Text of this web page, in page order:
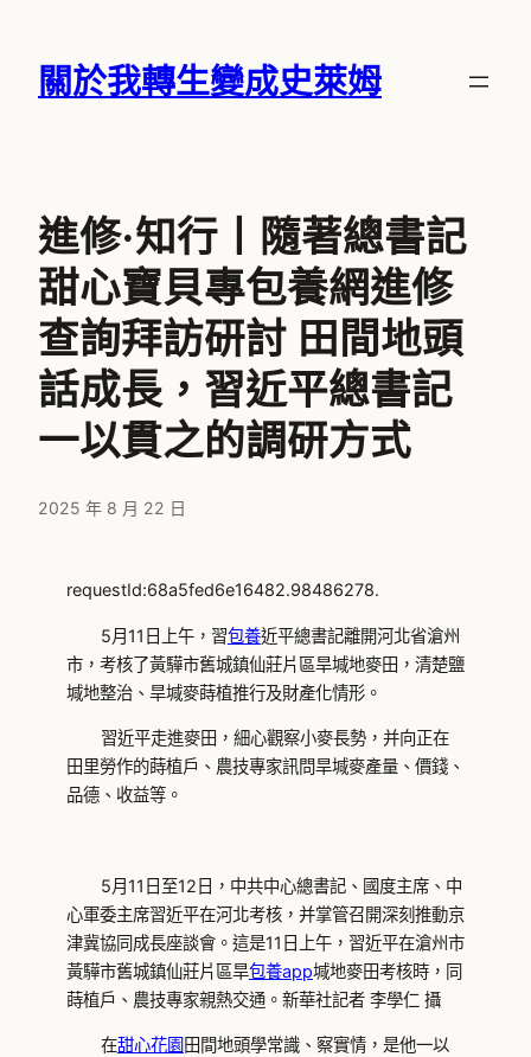
關於我轉生變成史萊姆
進修·知行丨隨著總書記
甜心寶貝專包養網進修
查詢拜訪研討 田間地頭
話成長，習近平總書記
一以貫之的調研方式
2025 年 8 月 22 日
requestId:68a5fed6e16482.98486278.
5月11日上午，習包養近平總書記離開河北省滄州
市，考核了黃驊市舊城鎮仙莊片區旱堿地麥田，清楚鹽
堿地整治、旱堿麥蒔植推行及財產化情形。
習近平走進麥田，細心觀察小麥長勢，并向正在
田里勞作的蒔植戶、農技專家訊問旱堿麥產量、價錢、
品德、收益等。
5月11日至12日，中共中心總書記、國度主席、中
心軍委主席習近平在河北考核，并掌管召開深刻推動京
津冀協同成長座談會。這是11日上午，習近平在滄州市
黃驊市舊城鎮仙莊片區旱包養app堿地麥田考核時，同
蒔植戶、農技專家親熱交通。新華社記者 李學仁 攝
在甜心花園 田間地頭學常識、察實情，是他一以